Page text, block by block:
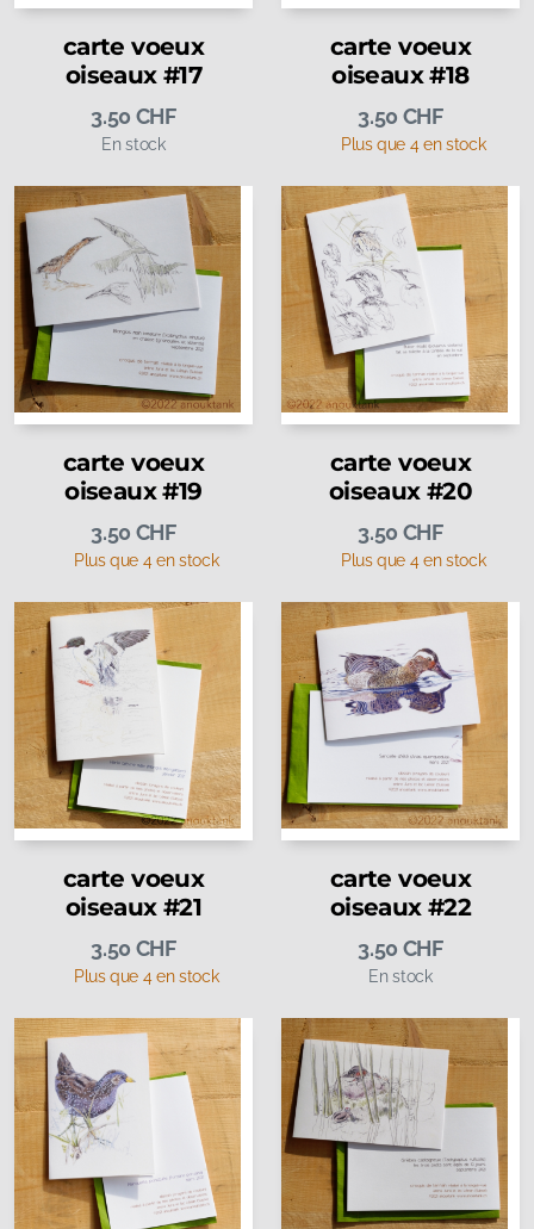
carte voeux
oiseaux #17
3.50 CHF
En stock
carte voeux
oiseaux #18
3.50 CHF
Plus que 4 en stock
carte voeux
oiseaux #19
3.50 CHF
Plus que 4 en stock
carte voeux
oiseaux #20
3.50 CHF
Plus que 4 en stock
carte voeux
oiseaux #21
3.50 CHF
Plus que 4 en stock
carte voeux
oiseaux #22
3.50 CHF
En stock